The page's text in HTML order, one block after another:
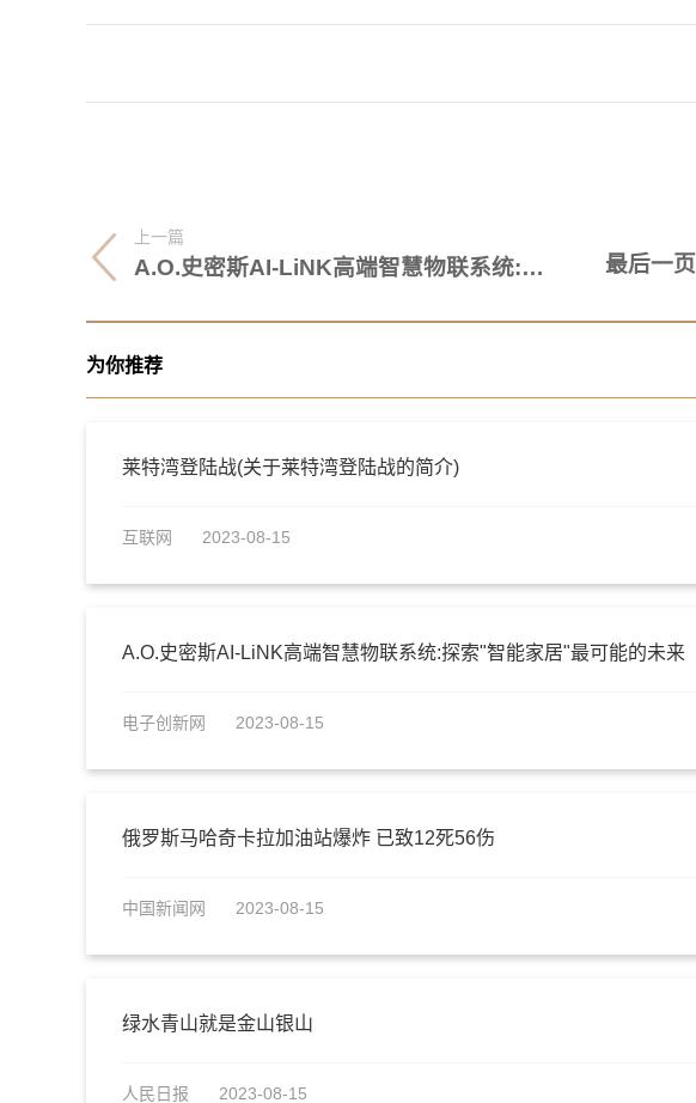
上一篇
A.O.史密斯AI-LiNK高端智慧物联系统:探索"智能家居"最可能的未来 最后一页
为你推荐
莱特湾登陆战(关于莱特湾登陆战的简介)
互联网 2023-08-15
A.O.史密斯AI-LiNK高端智慧物联系统:探索"智能家居"最可能的未来
电子创新网 2023-08-15
俄罗斯马哈奇卡拉加油站爆炸 已致12死56伤
中国新闻网 2023-08-15
绿水青山就是金山银山
人民日报 2023-08-15